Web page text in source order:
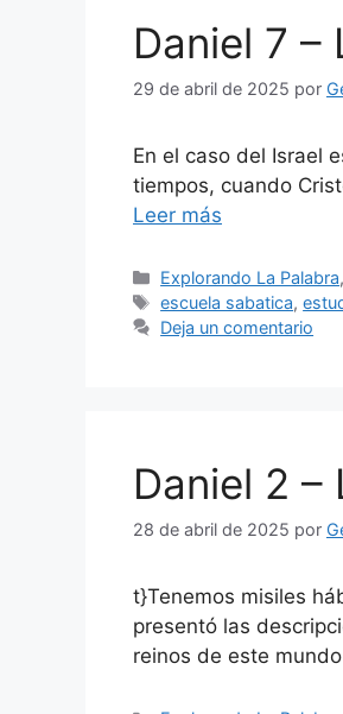
Daniel 7
29 de abril de 2025 por
En el caso del Israel
tiempos, cuando
Leer más
Categorías
Explorando La Palabra,
Etiquetas
escuela sabatica,
Deja un comentario
Daniel 2
28 de abril de 2025 por
t}Tenemos misiles
presentó las
reinos de este